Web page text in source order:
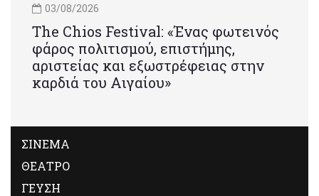
03/08/2026
Τhe Chios Festival: «Ένας φωτεινός
φάρος πολιτισμού, επιστήμης,
αριστείας και εξωστρέφειας στην
καρδιά του Αιγαίου»
ΣΙΝΕΜΑ
ΘΕΑΤΡΟ
ΓΕΥΣΗ